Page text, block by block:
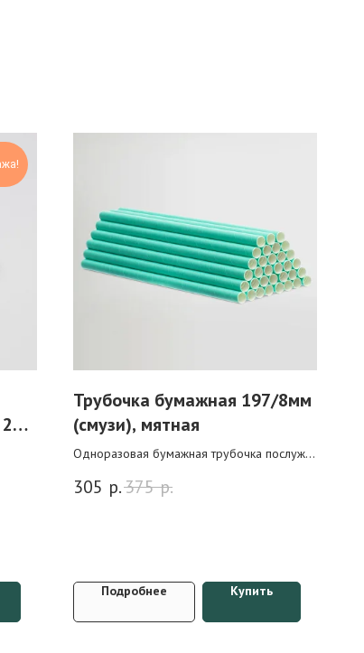
Трубочка бумажная 197/8мм
(смузи), мятная
Одноразовая бумажная трубочка послужит
напитков. Подходит для стаканов любого
305 р.375 р.
Подробнее Купить